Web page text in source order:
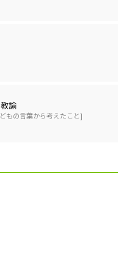
諭
もの言葉から考えたこと]